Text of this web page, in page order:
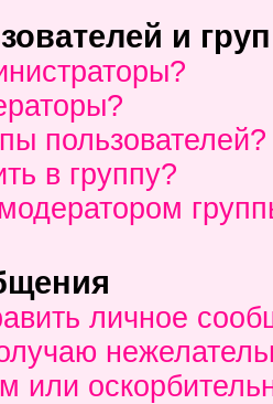
и
пользователей?
в группу?
личное
или